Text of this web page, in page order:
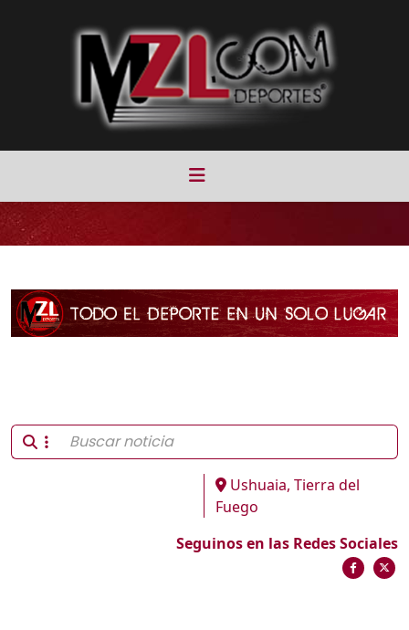
Ushuaia, Tierra del
Fuego
Seguinos en las Redes Sociales